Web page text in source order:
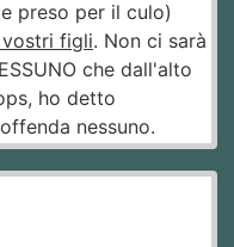
preso per il culo)
figli. Non ci sarà
che dall'alto
ho detto
nessuno.